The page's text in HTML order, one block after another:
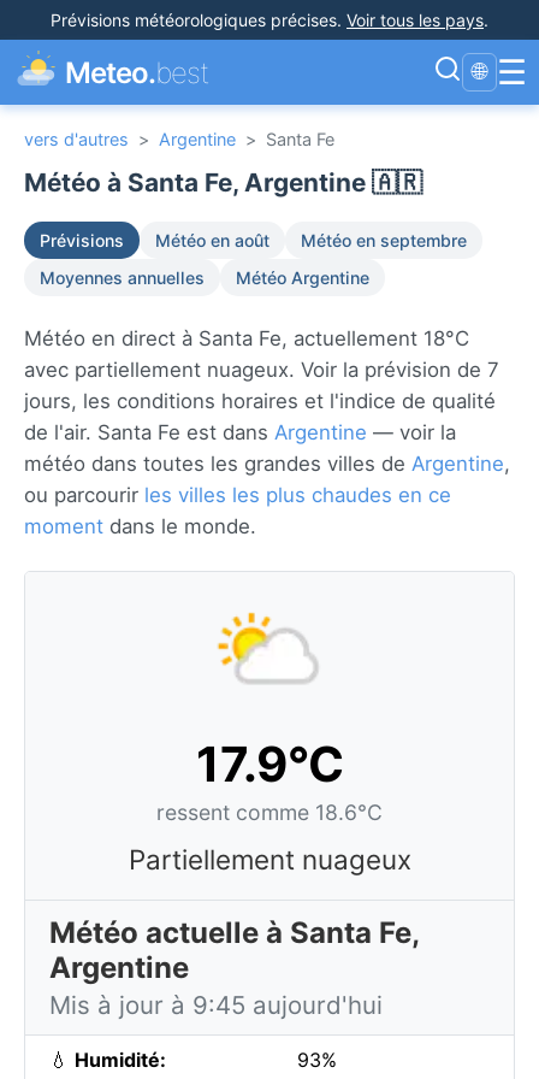
Prévisions météorologiques précises. Voir tous les pays.
Meteo.best 🌐 ☰
vers d'autres > Argentine > Santa Fe
Météo à Santa Fe, Argentine 🇦🇷
Prévisions Météo en août
Météo en septembre
Moyennes annuelles
Météo Argentine
Météo en direct à Santa Fe, actuellement 18°C
avec partiellement nuageux. Voir la prévision de 7
jours, les conditions horaires et l'indice de qualité
de l'air. Santa Fe est dans Argentine — voir la
météo dans toutes les grandes villes de Argentine,
ou parcourir les villes les plus chaudes en ce
moment dans le monde.
17.9°C
ressent comme 18.6°C
Partiellement nuageux
Météo actuelle à Santa Fe,
Argentine
Mis à jour à 9:45 aujourd'hui
💧 Humidité: 93%